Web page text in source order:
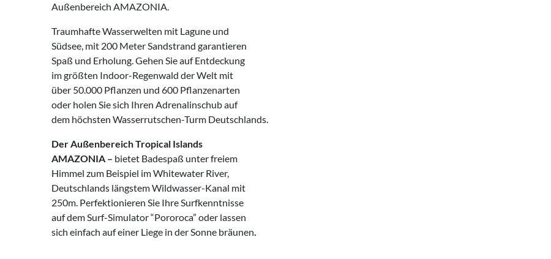
Außenbereich AMAZONIA.
Traumhafte Wasserwelten mit Lagune und
Südsee, mit 200 Meter Sandstrand garantieren
Spaß und Erholung. Gehen Sie auf Entdeckung
im größten Indoor-Regenwald der Welt mit
über 50.000 Pflanzen und 600 Pflanzenarten
oder holen Sie sich Ihren Adrenalinschub auf
dem höchsten Wasserrutschen-Turm Deutschlands.
Der Außenbereich Tropical Islands
AMAZONIA – bietet Badespaß unter freiem
Himmel zum Beispiel im Whitewater River,
Deutschlands längstem Wildwasser-Kanal mit
250m. Perfektionieren Sie Ihre Surfkenntnisse
auf dem Surf-Simulator “Pororoca” oder lassen
sich einfach auf einer Liege in der Sonne bräunen.